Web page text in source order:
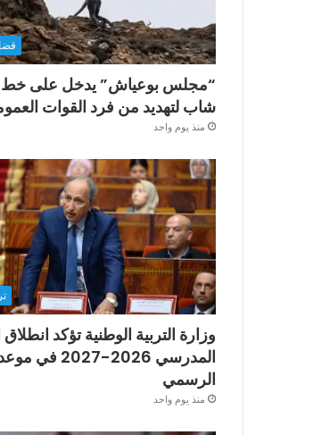
“مجلس بوعياش” يدخل على
شاب لتهديد من فرد القوات
منذ يوم واحد
وزارة التربية الوطنية تؤكد
المدرسي 2026-2027 في
الرسمي
منذ يوم واحد